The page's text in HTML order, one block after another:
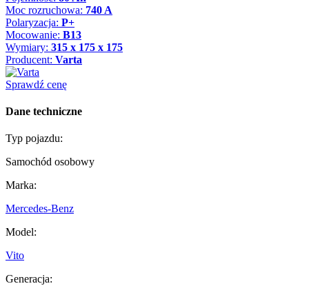
Moc rozruchowa: 740 A
Polaryzacja: P+
Mocowanie: B13
Wymiary: 315 x 175 x 175
Producent: Varta
Sprawdź cenę
Dane techniczne
Typ pojazdu:
Samochód osobowy
Marka:
Mercedes-Benz
Model:
Vito
Generacja: